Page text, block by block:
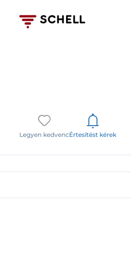
Legyen kedvencÉrtesítést kérek